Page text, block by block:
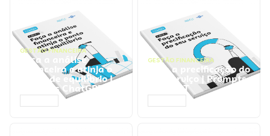
GESTÃO FINANCEIRA
Faça a análise
financeira e atinja o
ponto de equilíbrio |
Prompts ChatGPT
GESTÃO FINANCEIRA
Faça a precificação do
seu serviço | Prompts
ChatGPT